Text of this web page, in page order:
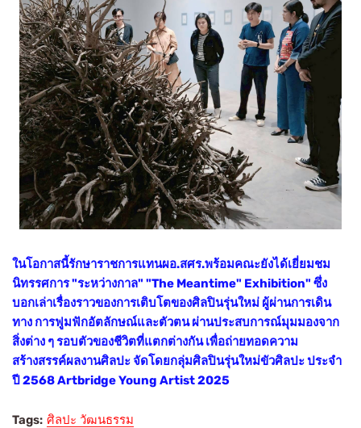
ในโอกาสนี้รักษาราชการแทนผอ.สศร.พร้อมคณะยังได้เยี่ยมชม
นิทรรศการ "ระหว่างกาล" "The Meantime" Exhibition" ซึ่ง
บอกเล่าเรื่องราวของการเติบโตของศิลปินรุ่นใหม่ ผู้ผ่านการเดิน
ทาง การฟูมฟักอัตลักษณ์และตัวตน ผ่านประสบการณ์มุมมองจาก
สิ่งต่าง ๆ รอบตัวของชีวิตที่แตกต่างกัน เพื่อถ่ายทอดความ
สร้างสรรค์ผลงานศิลปะ จัดโดยกลุ่มศิลปินรุ่นใหม่ขัวศิลปะ ประจำ
ปี 2568 Artbridge Young Artist 2025
Tags: ศิลปะ วัฒนธรรม